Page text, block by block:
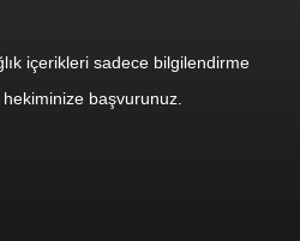
içerikleri sadece bilgilendirme
hekiminize başvurunuz.